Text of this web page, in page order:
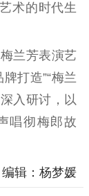
术的时代生
兰芳表演艺
打造”“梅兰
入研讨，以
唱彻梅郎故
编辑：杨梦媛